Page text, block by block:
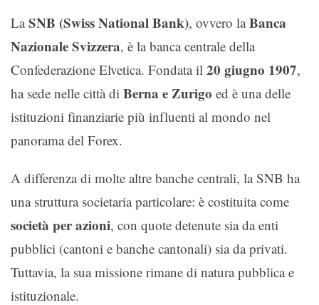
LaSNB (Swiss National Bank), ovvero laBanca
Nazionale Svizzera, è la banca centrale della
Confederazione Elvetica. Fondata il 20 giugno 1907,
ha sede nelle città di Berna e Zurigo ed è una delle
istituzioni finanziarie più influenti al mondo nel
panorama del Forex.
A differenza di molte altre banche centrali, la SNB ha
una struttura societaria particolare: è costituita come
società per azioni, con quote detenute sia da enti
pubblici (cantoni e banche cantonali) sia da privati.
Tuttavia, la sua missione rimane di natura pubblica e
istituzionale.